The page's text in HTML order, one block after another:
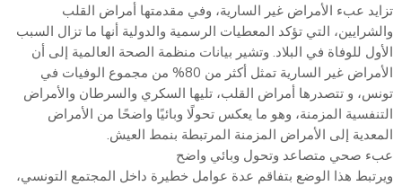
تزايد عبء الأمراض غير السارية، وفي مقدمتها أمراض القلب
والشرايين، التي تؤكد المعطيات الرسمية والدولية أنها ما تزال السبب
الأول للوفاة في البلاد. وتشير بيانات منظمة الصحة العالمية إلى أن
الأمراض غير السارية تمثل أكثر من 80% من مجموع الوفيات في
تونس، و تتصدرها أمراض القلب، تليها السكري والسرطان والأمراض
التنفسية المزمنة، وهو ما يعكس تحولًا وبائيًا واضحًا من الأمراض
المعدية إلى الأمراض المزمنة المرتبطة بنمط العيش.
عبء صحي متصاعد وتحول وبائي واضح
ويرتبط هذا الوضع بتفاقم عدة عوامل خطيرة داخل المجتمع التونسي،